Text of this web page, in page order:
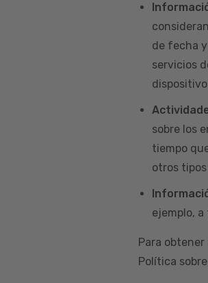
de fecha
servicios
sobre los
tiempo
otros
ejemplo, a
Para
Política